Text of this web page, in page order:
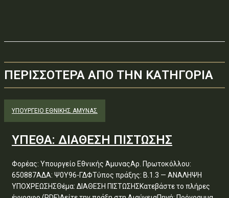
ΠΕΡΙΣΣΟΤΕΡΑ ΑΠΟ ΤΗΝ ΚΑΤΗΓΟΡΙΑ
ΥΠΟΥΡΓΕΊΟ ΕΘΝΙΚΉΣ ΆΜΥΝΑΣ
ΥΠΕΘΑ: ΔΙΑΘΕΣΗ ΠΙΣΤΩΣΗΣ
Φορέας: Υπουργείο Εθνικής ΆμυναςΑρ. Πρωτοκόλλου:
650887ΑΔΑ: Ψ0Υ96-ΓΔΦΤύπος πράξης: Β.1.3 — ΑΝΑΛΗΨΗ
ΥΠΟΧΡΕΩΣΗΣΘέμα: ΔΙΑΘΕΣΗ ΠΙΣΤΩΣΗΣΚατεβάστε το πλήρες